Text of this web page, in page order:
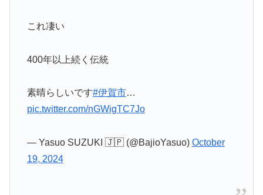
これ凄い
400年以上続く伝統
素晴らしいです#伊賀市…
pic.twitter.com/nGWigTC7Jo
— Yasuo SUZUKI 🇯🇵 (@BajioYasuo) October
19, 2024